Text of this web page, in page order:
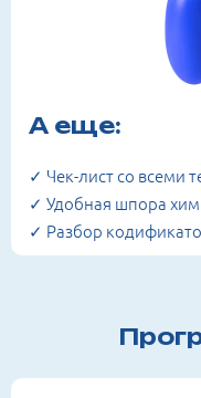
А еще:
✓ Чек-лист со всеми
✓ Удобная шпора
✓ Разбор